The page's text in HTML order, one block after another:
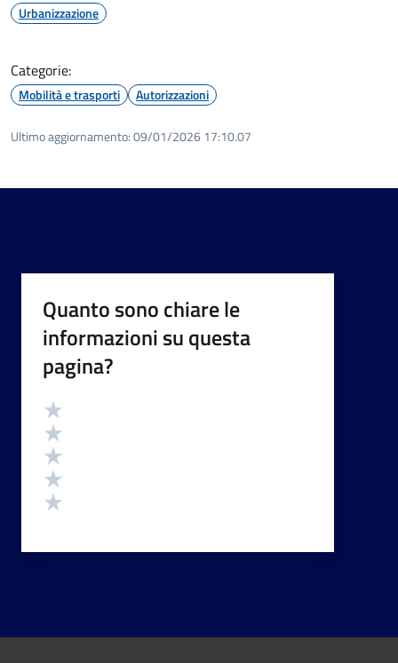
Urbanizzazione
Categorie:
Mobilità e trasporti Autorizzazioni
Ultimo aggiornamento:09/01/2026 17:10.07
Quanto sono chiare le
informazioni su questa
pagina?
Valutazione